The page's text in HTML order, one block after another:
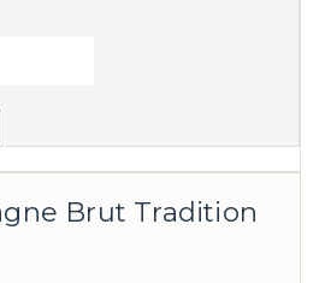
Brut Tradition